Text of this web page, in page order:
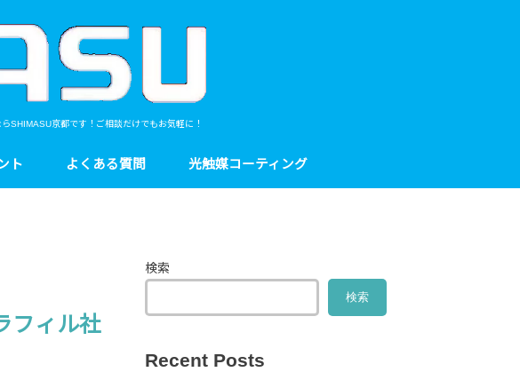
SHIMASU京都です！ご相談だけでもお気軽に！
ト よくある質問 光触媒コーティング
フィル社
検索
検索
Recent Posts